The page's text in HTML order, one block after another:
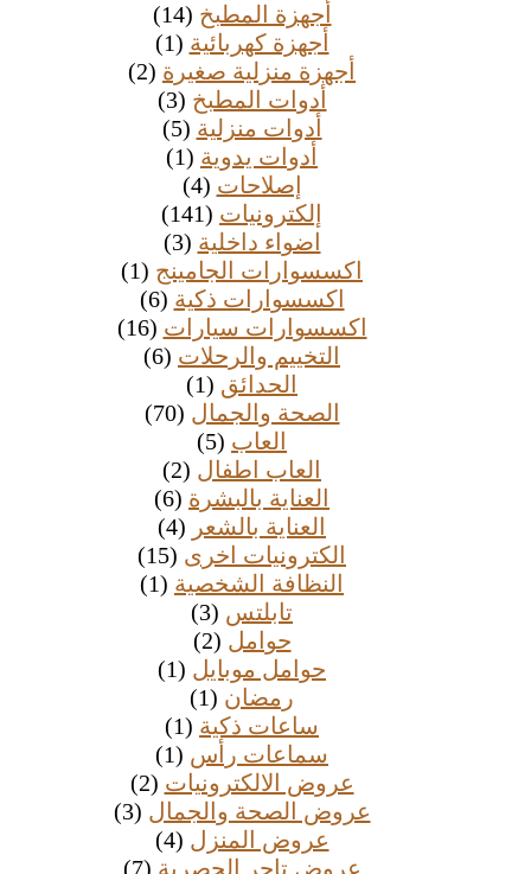
أجهزة المطبخ (14)
أجهزة كهربائية (1)
أجهزة منزلية صغيرة (2)
أدوات المطبخ (3)
أدوات منزلية (5)
أدوات يدوية (1)
إصلاحات (4)
إلكترونيات (141)
اضواء داخلية (3)
اكسسوارات الجامينج (1)
اكسسوارات ذكية (6)
اكسسوارات سيارات (16)
التخييم والرحلات (6)
الحدائق (1)
الصحة والجمال (70)
العاب (5)
العاب اطفال (2)
العناية بالبشرة (6)
العناية بالشعر (4)
الكترونيات اخرى (15)
النظافة الشخصية (1)
تابلتس (3)
حوامل (2)
حوامل موبايل (1)
رمضان (1)
ساعات ذكية (1)
سماعات رأس (1)
عروض الالكترونيات (2)
عروض الصحة والجمال (3)
عروض المنزل (4)
عروض تاجر الحصرية (7)